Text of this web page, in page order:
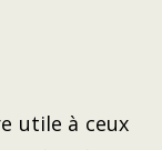
utile à ceux